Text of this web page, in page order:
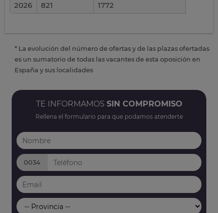
2026
821 1772
* La evolución del número de ofertas y de las plazas ofertadas
es un sumatorio de todas las vacantes de esta oposición en
España y sus localidades
TE INFORMAMOS SIN COMPROMISO
Rellena el formulario para que podamos atenderte
0034